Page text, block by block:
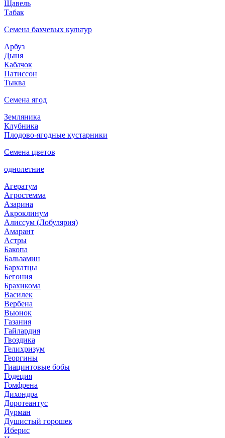
Щавель
Табак
Семена бахчевых культур
Арбуз
Дыня
Кабачок
Патиссон
Тыква
Семена ягод
Земляника
Клубника
Плодово-ягодные кустарники
Семена цветов
однолетние
Агератум
Агростемма
Азарина
Акроклинум
Алиссум (Лобулярия)
Амарант
Астры
Бакопа
Бальзамин
Бархатцы
Бегония
Брахикома
Василек
Вербена
Вьюнок
Газания
Гайлардия
Гвоздика
Гелихризум
Георгины
Гиацинтовые бобы
Годеция
Гомфрена
Дихондра
Доротеантус
Дурман
Душистый горошек
Иберис